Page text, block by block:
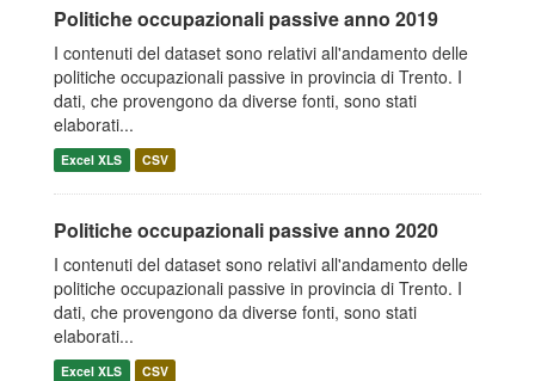
Politiche occupazionali passive anno 2019
I contenuti del dataset sono relativi all'andamento delle
politiche occupazionali passive in provincia di Trento. I
dati, che provengono da diverse fonti, sono stati
elaborati...
Excel XLS CSV
Politiche occupazionali passive anno 2020
I contenuti del dataset sono relativi all'andamento delle
politiche occupazionali passive in provincia di Trento. I
dati, che provengono da diverse fonti, sono stati
elaborati...
Excel XLS CSV